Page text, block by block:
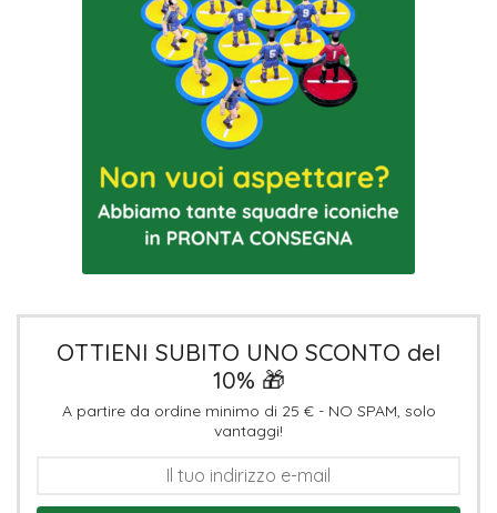
OTTIENI SUBITO UNO SCONTO del
10% 🎁
A partire da ordine minimo di 25 € - NO SPAM, solo
vantaggi!